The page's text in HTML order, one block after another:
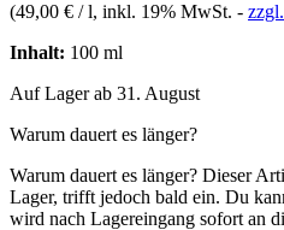
(49,00 € / l, inkl. 19% MwSt. -
Inhalt: 100 ml
Auf Lager ab 31. August
Warum dauert es länger?
Warum dauert es länger? Dieser
Lager, trifft jedoch bald ein. Du
wird nach Lagereingang sofort an